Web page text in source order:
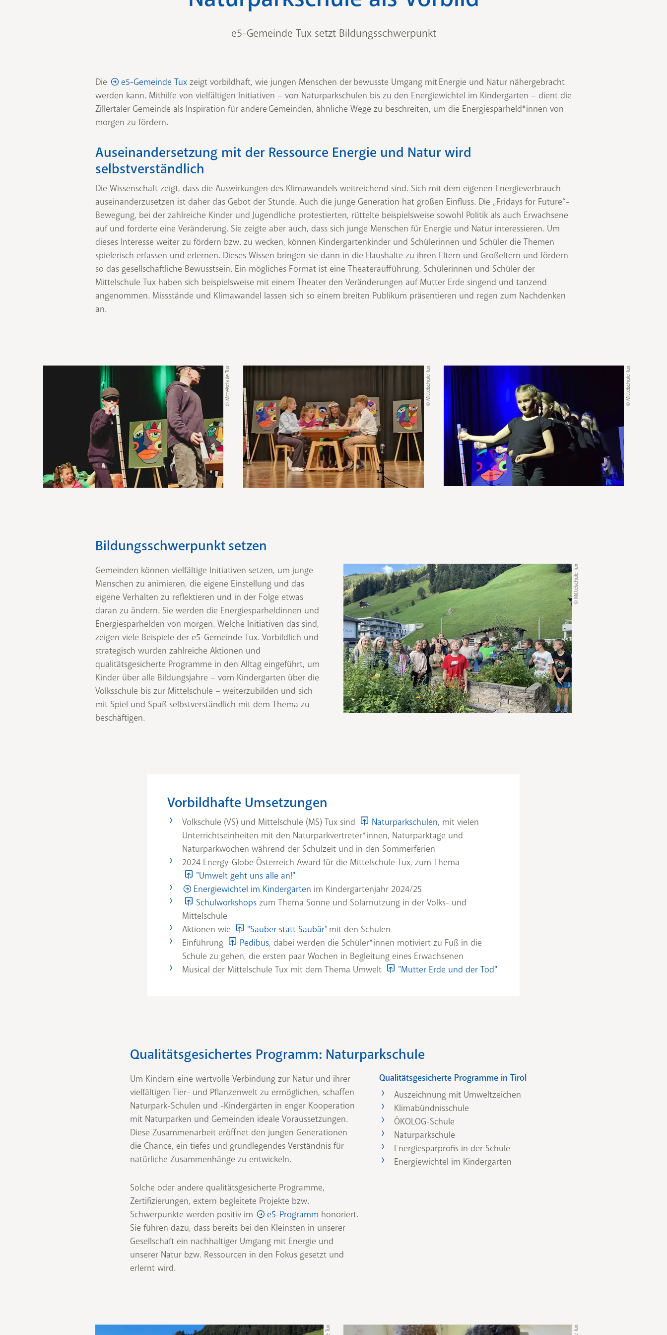
e5-Gemeinde Tux setzt Bildungsschwerpunkt
Die e5-Gemeinde Tux zeigt vorbildhaft, wie jungen Menschen der bewusste Umgang mit Energie und Natur nähergebracht
werden kann. Mithilfe von vielfältigen Initiativen – von Naturparkschulen bis zu den Energiewichtel im Kindergarten – dient die
Zillertaler Gemeinde als Inspiration für andere Gemeinden, ähnliche Wege zu beschreiten, um die Energiesparheld*innen von
morgen zu fördern.
Auseinandersetzung mit der Ressource Energie und Natur wird
selbstverständlich
Die Wissenschaft zeigt, dass die Auswirkungen des Klimawandels weitreichend sind. Sich mit dem eigenen Energieverbrauch
auseinanderzusetzen ist daher das Gebot der Stunde. Auch die junge Generation hat großen Einfluss. Die „Fridays for Future“-
Bewegung, bei der zahlreiche Kinder und Jugendliche protestierten, rüttelte beispielsweise sowohl Politik als auch Erwachsene
auf und forderte eine Veränderung. Sie zeigte aber auch, dass sich junge Menschen für Energie und Natur interessieren. Um
dieses Interesse weiter zu fördern bzw. zu wecken, können Kindergartenkinder und Schülerinnen und Schüler die Themen
spielerisch erfassen und erlernen. Dieses Wissen bringen sie dann in die Haushalte zu ihren Eltern und Großeltern und fördern
so das gesellschaftliche Bewusstsein. Ein mögliches Format ist eine Theateraufführung. Schülerinnen und Schüler der
Mittelschule Tux haben sich beispielsweise mit einem Theater den Veränderungen auf Mutter Erde singend und tanzend
angenommen. Missstände und Klimawandel lassen sich so einem breiten Publikum präsentieren und regen zum Nachdenken
an.
© Mittelschule Tux © Mittelschule Tux © Mittelschule Tux
Bildungsschwerpunkt setzen
Gemeinden können vielfältige Initiativen setzen, um junge
Menschen zu animieren, die eigene Einstellung und das
eigene Verhalten zu reflektieren und in der Folge etwas
daran zu ändern. Sie werden die Energiesparheldinnen und
Energiesparhelden von morgen. Welche Initiativen das sind,
zeigen viele Beispiele der e5-Gemeinde Tux. Vorbildlich und
strategisch wurden zahlreiche Aktionen und
qualitätsgesicherte Programme in den Alltag eingeführt, um
Kinder über alle Bildungsjahre – vom Kindergarten über die
Volksschule bis zur Mittelschule – weiterzubilden und sich
mit Spiel und Spaß selbstverständlich mit dem Thema zu
beschäftigen.
© Mittelschule Tux
Vorbildhafte Umsetzungen
Volkschule (VS) und Mittelschule (MS) Tux sind Naturparkschulen, mit vielen
Unterrichtseinheiten mit den Naturparkvertreter*innen, Naturparktage und
Naturparkwochen während der Schulzeit und in den Sommerferien
2024 Energy-Globe Österreich Award für die Mittelschule Tux, zum Thema
"Umwelt geht uns alle an!"
Energiewichtel im Kindergarten im Kindergartenjahr 2024/25
Schulworkshops zum Thema Sonne und Solarnutzung in der Volks- und
Mittelschule
Aktionen wie
"Sauber statt Saubär" mit den Schulen
Einführung
Pedibus, dabei werden die Schüler*innen motiviert zu Fuß in die
Schule zu gehen, die ersten paar Wochen in Begleitung eines Erwachsenen
Musical der Mittelschule Tux mit dem Thema Umwelt
"Mutter Erde und der Tod"
Qualitätsgesichertes Programm: Naturparkschule
Um Kindern eine wertvolle Verbindung zur Natur und ihrer
vielfältigen Tier- und Pflanzenwelt zu ermöglichen, schaffen
Naturpark-Schulen und -Kindergärten in enger Kooperation
mit Naturparken und Gemeinden ideale Voraussetzungen.
Diese Zusammenarbeit eröffnet den jungen Generationen
die Chance, ein tiefes und grundlegendes Verständnis für
natürliche Zusammenhänge zu entwickeln.
Solche oder andere qualitätsgesicherte Programme,
Zertifizierungen, extern begleitete Projekte bzw.
Schwerpunkte werden positiv im
e5-Programm honoriert.
Sie führen dazu, dass bereits bei den Kleinsten in unserer
Gesellschaft ein nachhaltiger Umgang mit Energie und
unserer Natur bzw. Ressourcen in den Fokus gesetzt und
erlernt wird.
Qualitätsgesicherte Programme in Tirol
Auszeichnung mit Umweltzeichen
Klimabündnisschule
ÖKOLOG-Schule
Naturparkschule
Energiesparprofis in der Schule
Energiewichtel im Kindergarten